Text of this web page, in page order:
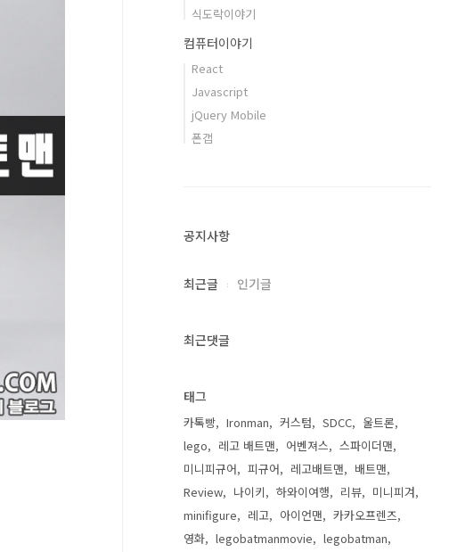
식도락이야기
컴퓨터이야기
React
Javascript
jQuery Mobile
폰갭
공지사항
최근글 인기글
최근댓글
태그
카톡빵 Ironman 커스텀 SDCC
울트론
lego
레고 배트맨 어벤져스
스파이더맨
미니피규어
피규어 레고배트맨
배트맨
Review
나이키 하와이여행 리뷰
미니피겨
minifigure
레고 아이언맨
카카오프렌즈
영화
legobatmanmovie
legobatman